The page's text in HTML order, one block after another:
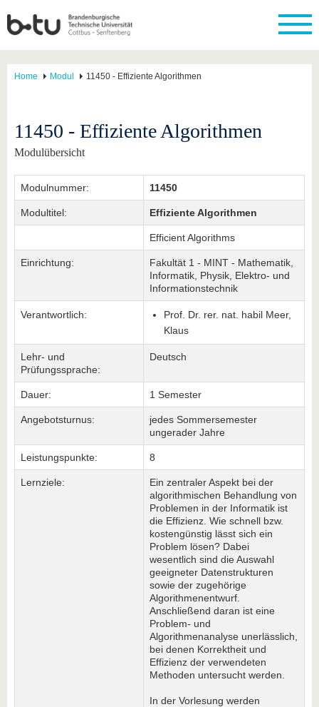
Home Modul 11450 - Effiziente Algorithmen
11450 - Effiziente Algorithmen
Modulübersicht
Modulnummer: 11450
Modultitel: Effiziente Algorithmen
Efficient Algorithms
Einrichtung:
Fakultät 1 - MINT - Mathematik,
Informatik, Physik, Elektro- und
Informationstechnik
Verantwortlich:
Prof. Dr. rer. nat. habil Meer,
Klaus
Lehr- und
Prüfungssprache:
Deutsch
Dauer: 1 Semester
Angebotsturnus:
jedes Sommersemester
ungerader Jahre
Leistungspunkte: 8
Lernziele:
Ein zentraler Aspekt bei der
algorithmischen Behandlung von
Problemen in der Informatik ist
die Effizienz. Wie schnell bzw.
kostengünstig lässt sich ein
Problem lösen? Dabei
wesentlich sind die Auswahl
geeigneter Datenstrukturen
sowie der zugehörige
Algorithmenentwurf.
Anschließend daran ist eine
Problem- und
Algorithmenanalyse unerlässlich,
bei denen Korrektheit und
Effizienz der verwendeten
Methoden untersucht werden.
In der Vorlesung werden